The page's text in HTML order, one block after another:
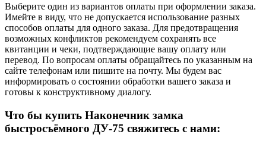
Выберите один из вариантов оплаты при оформлении заказа.
Имейте в виду, что не допускается использование разных
способов оплаты для одного заказа. Для предотвращения
возможных конфликтов рекомендуем сохранять все
квитанции и чеки, подтверждающие вашу оплату или
перевод. По вопросам оплаты обращайтесь по указанным на
сайте телефонам или пишите на почту. Мы будем вас
информировать о состоянии обработки вашего заказа и
готовы к конструктивному диалогу.
Что бы купить Наконечник замка
быстросъёмного ДУ-75 свяжитесь с нами: